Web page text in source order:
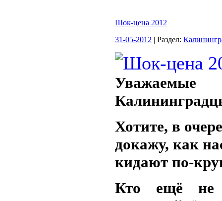
Шок-цена 2012
31-05-2012 | Раздел:
Уважаемые
Хотите, в
докажу, как
кидают по-
Кто ещё не